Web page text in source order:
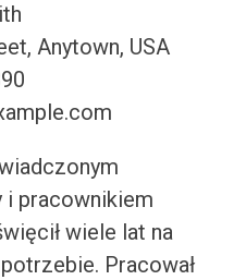
Anytown, USA
pracownikiem
wiele lat na
Pracował